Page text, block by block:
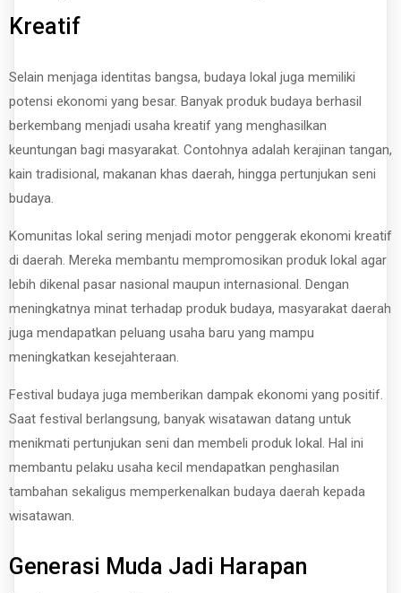
Kreatif
Selain menjaga identitas bangsa, budaya lokal juga memiliki
potensi ekonomi yang besar. Banyak produk budaya berhasil
berkembang menjadi usaha kreatif yang menghasilkan
keuntungan bagi masyarakat. Contohnya adalah kerajinan tangan,
kain tradisional, makanan khas daerah, hingga pertunjukan seni
budaya.
Komunitas lokal sering menjadi motor penggerak ekonomi kreatif
di daerah. Mereka membantu mempromosikan produk lokal agar
lebih dikenal pasar nasional maupun internasional. Dengan
meningkatnya minat terhadap produk budaya, masyarakat daerah
juga mendapatkan peluang usaha baru yang mampu
meningkatkan kesejahteraan.
Festival budaya juga memberikan dampak ekonomi yang positif.
Saat festival berlangsung, banyak wisatawan datang untuk
menikmati pertunjukan seni dan membeli produk lokal. Hal ini
membantu pelaku usaha kecil mendapatkan penghasilan
tambahan sekaligus memperkenalkan budaya daerah kepada
wisatawan.
Generasi Muda Jadi Harapan